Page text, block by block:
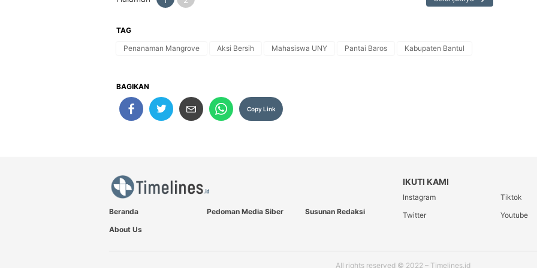
TAG
Penanaman Mangrove
Aksi Bersih Mahasiswa UNY Pantai Baros Kabupaten Bantul
BAGIKAN
Copy Link
Beranda Pedoman Media Siber
Susunan Redaksi
About Us
IKUTI KAMI
Instagram Tiktok
Twitter
Youtube
All rights reserved © 2022 – Timelines.id